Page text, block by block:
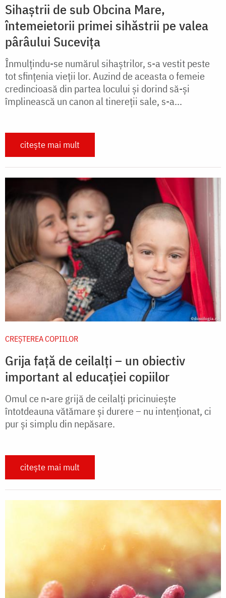
Sihaștrii de sub Obcina Mare,
întemeietorii primei sihăstrii pe valea
pârâului Sucevița
Înmulţindu-se numărul sihaştrilor, s-a vestit peste
tot sfinţenia vieţii lor. Auzind de aceasta o femeie
credincioasă din partea locului şi dorind să-şi
împlinească un canon al tinereţii sale, s-a...
citește mai mult
CREŞTEREA COPIILOR
Grija față de ceilalți – un obiectiv
important al educației copiilor
Omul ce n-are grijă de ceilalți pricinuiește
întotdeauna vătămare și durere – nu intenționat, ci
pur și simplu din nepăsare.
citește mai mult